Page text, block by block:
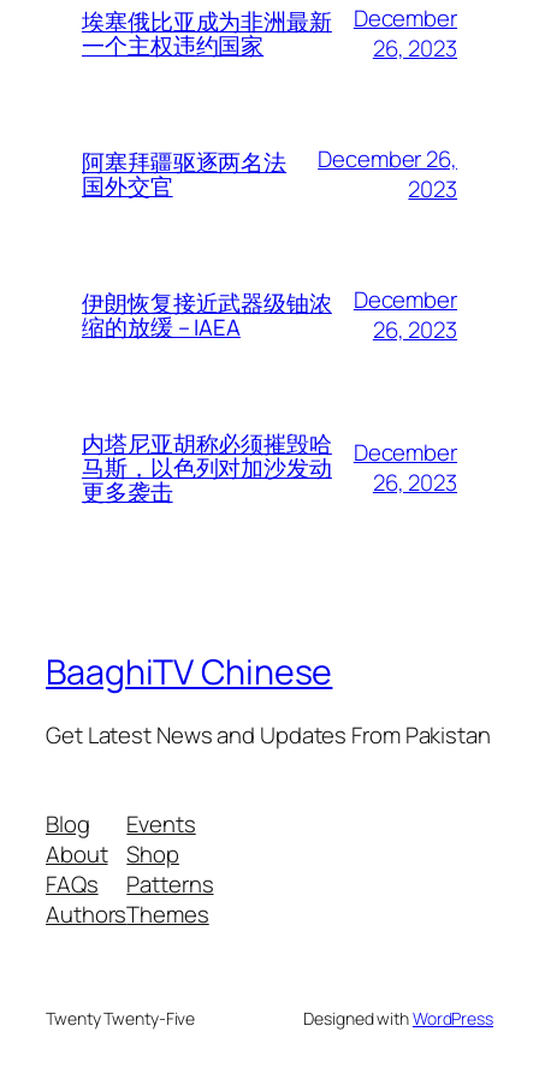
埃塞俄比亚成为非洲最新
一个主权违约国家
December
26, 2023
阿塞拜疆驱逐两名法
国外交官
December 26,
2023
伊朗恢复接近武器级铀浓
缩的放缓 – IAEA
December
26, 2023
内塔尼亚胡称必须摧毁哈
马斯，以色列对加沙发动
更多袭击
December
26, 2023
BaaghiTV Chinese
Get Latest News and Updates From Pakistan
Blog
About
FAQs
Authors
Events
Shop
Patterns
Themes
Twenty Twenty-Five Designed withWordPress